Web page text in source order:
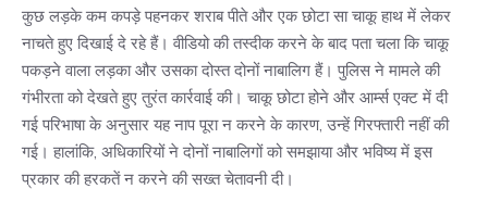
कुछ लड़के कम कपड़े पहनकर शराब पीते और एक छोटा सा चाकू हाथ में लेकर
नाचते हुए दिखाई दे रहे हैं। वीडियो की तस्दीक करने के बाद पता चला कि चाकू
पकड़ने वाला लड़का और उसका दोस्त दोनों नाबालिग हैं। पुलिस ने मामले की
गंभीरता को देखते हुए तुरंत कार्रवाई की। चाकू छोटा होने और आर्म्स एक्ट में दी
गई परिभाषा के अनुसार यह नाप पूरा न करने के कारण, उन्हें गिरफ्तारी नहीं की
गई। हालांकि, अधिकारियों ने दोनों नाबालिगों को समझाया और भविष्य में इस
प्रकार की हरकतें न करने की सख्त चेतावनी दी।